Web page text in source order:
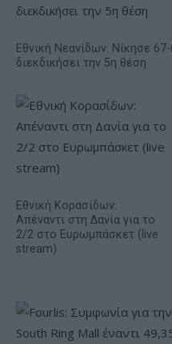
Εθνική Νεανίδων: Νίκησε
διεκδικήσει την 5η θέση
Εθνική Κορασίδων:
Απέναντι στη Δανία για το
2/2 στο Ευρωμπάσκετ (live
stream)